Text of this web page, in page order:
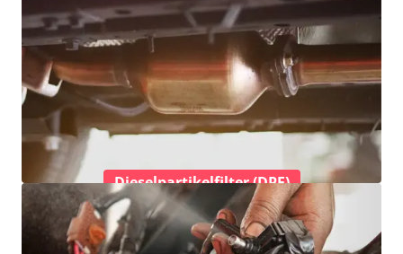
Dieselpartikelfilter (DPF)